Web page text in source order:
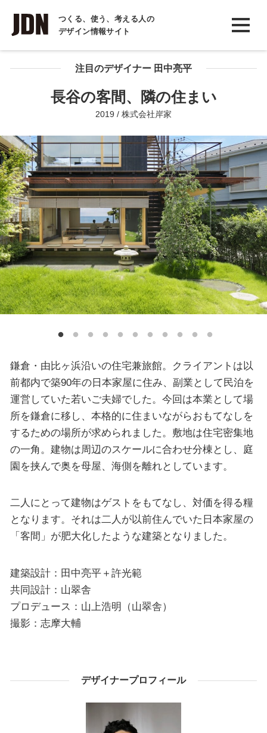
つくる、使う、考える人の
デザイン情報サイト
INTERVIEW
インタビュー
REPORT注目のデザイナー 田中亮平
長谷の客間、隣の住まい
2019 / 株式会社岸家
鎌倉・由比ヶ浜沿いの住宅兼旅館。クライアントは以
前都内で築90年の日本家屋に住み、副業として民泊を
運営していた若いご夫婦でした。今回は本業として場
所を鎌倉に移し、本格的に住まいながらおもてなしを
するための場所が求められました。敷地は住宅密集地
の一角。建物は周辺のスケールに合わせ分棟とし、庭
園を挟んで奥を母屋、海側を離れとしています。
二人にとって建物はゲストをもてなし、対価を得る糧
となります。それは二人が以前住んでいた日本家屋の
「客間」が肥大化したような建築となりました。
建築設計：田中亮平＋許光範
共同設計：山翠舎
プロデュース：山上浩明（山翠舎）
撮影：志摩大輔
デザイナープロフィール